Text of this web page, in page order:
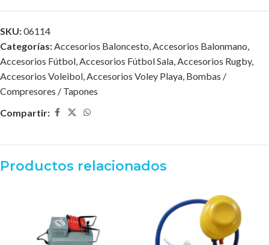
SKU:06114
Categorías:Accesorios Baloncesto,Accesorios Balonmano,
Accesorios Fútbol,Accesorios Fútbol Sala,Accesorios Rugby,
Accesorios Voleibol,Accesorios Voley Playa, Bombas /
Compresores / Tapones
Compartir:
Productos relacionados